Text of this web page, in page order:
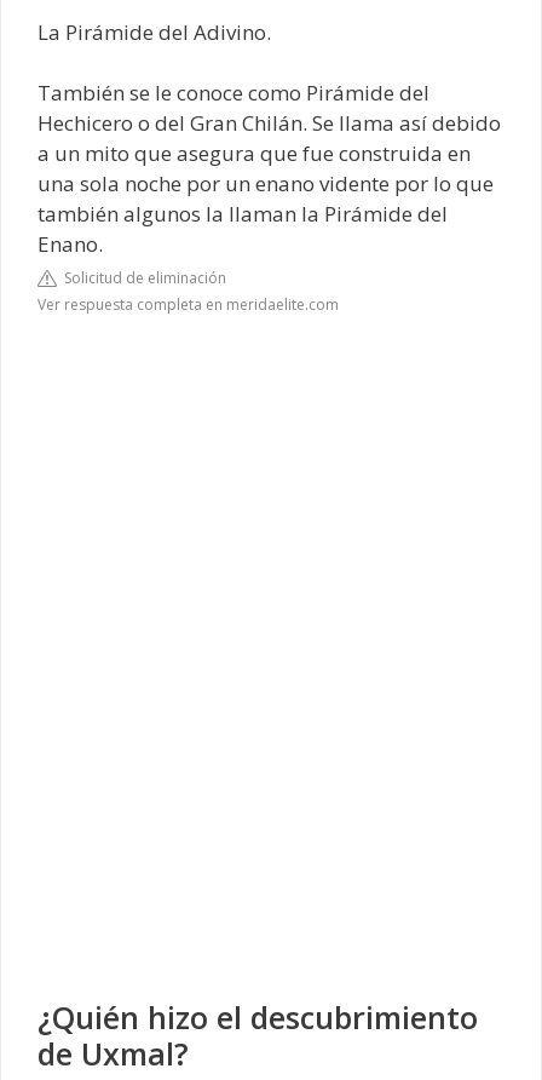
La Pirámide del Adivino.
También se le conoce como Pirámide del
Hechicero o del Gran Chilán. Se llama así debido
a un mito que asegura que fue construida en
una sola noche por un enano vidente por lo que
también algunos la llaman la Pirámide del
Enano.
Solicitud de eliminación
Ver respuesta completa en meridaelite.com
¿Quién hizo el descubrimiento
de Uxmal?